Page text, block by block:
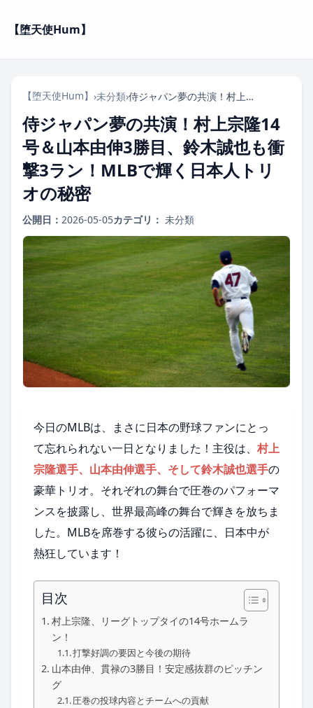
【堕天使Hum】
【堕天使Hum】 ›未分類› 侍ジャパン夢の共演！村上宗隆14号＆山本由伸3勝目、鈴木誠也も衝撃3ラン！MLBで輝く日本人トリオの秘密
侍ジャパン夢の共演！村上宗隆14
号＆山本由伸3勝目、鈴木誠也も衝
撃3ラン！MLBで輝く日本人トリ
オの秘密
公開日： 2026-05-05カテゴリ： 未分類
今日のMLBは、まさに日本の野球ファンにとっ
て忘れられない一日となりました！主役は、 村上
宗隆選手、山本由伸選手、そして鈴木誠也選手の
豪華トリオ。それぞれの舞台で圧巻のパフォーマ
ンスを披露し、世界最高峰の舞台で輝きを放ちま
した。MLBを席巻する彼らの活躍に、日本中が
熱狂しています！
目次
村上宗隆、リーグトップタイの14号ホームラ
ン！
打撃好調の要因と今後の期待
山本由伸、貫禄の3勝目！安定感抜群のピッチン
グ
圧巻の投球内容とチームへの貢献